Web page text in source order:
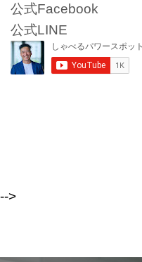
公式Facebook
公式LINE
-->